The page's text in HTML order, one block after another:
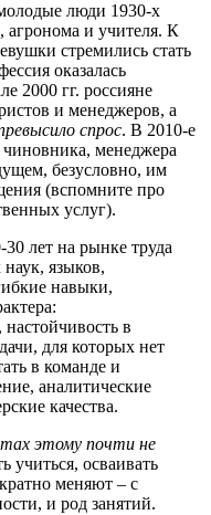
люди 1930-х
агронома и учителя. К
стремились стать
оказалась
2000 гг. россияне
и менеджеров, а
спрос. В 2010-е
чиновника, менеджера
безусловно, им
(вспомните про
услуг).
лет на рынке труда
языков,
навыки,
в
для которых нет
в команде и
аналитические
качества.
этому почти не
учиться, осваивать
меняют – с
и род занятий.